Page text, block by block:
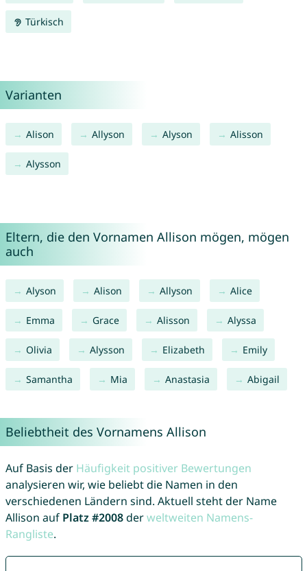
Türkisch
Varianten
Alison Allyson Alyson Alisson
Alysson
Eltern, die den Vornamen Allison mögen, mögen
auch
Alyson Alison Allyson Alice
Emma Grace Alisson Alyssa
Olivia Alysson Elizabeth Emily
Samantha Mia Anastasia Abigail
Beliebtheit des Vornamens Allison
Auf Basis der Häufigkeit positiver Bewertungen
analysieren wir, wie beliebt die Namen in den
verschiedenen Ländern sind. Aktuell steht der Name
Allison auf Platz #2008derweltweiten Namens-
Rangliste.